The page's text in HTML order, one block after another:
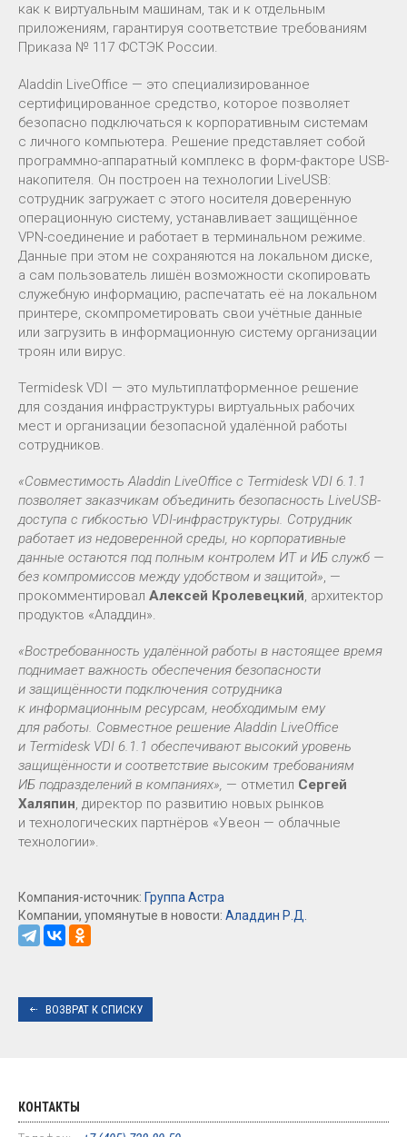
как к виртуальным машинам, так и к отдельным
приложениям, гарантируя соответствие требованиям
Приказа № 117 ФСТЭК России.
Aladdin LiveOffice — это специализированное
сертифицированное средство, которое позволяет
безопасно подключаться к корпоративным системам
с личного компьютера. Решение представляет собой
программно-аппаратный комплекс в форм-факторе USB-
накопителя. Он построен на технологии LiveUSB:
сотрудник загружает с этого носителя доверенную
операционную систему, устанавливает защищённое
VPN-соединение и работает в терминальном режиме.
Данные при этом не сохраняются на локальном диске,
а сам пользователь лишён возможности скопировать
служебную информацию, распечатать её на локальном
принтере, скомпрометировать свои учётные данные
или загрузить в информационную систему организации
троян или вирус.
Termidesk VDI — это мультиплатформенное решение
для создания инфраструктуры виртуальных рабочих
мест и организации безопасной удалённой работы
сотрудников.
«Совместимость Aladdin LiveOffice с Termidesk VDI 6.1.1
позволяет заказчикам объединить безопасность LiveUSB-
доступа с гибкостью VDI-инфраструктуры. Сотрудник
работает из недоверенной среды, но корпоративные
данные остаются под полным контролем ИТ и ИБ служб —
без компромиссов между удобством и защитой», —
прокомментировал Алексей Кролевецкий, архитектор
продуктов «Аладдин».
«Востребованность удалённой работы в настоящее время
поднимает важность обеспечения безопасности
и защищённости подключения сотрудника
к информационным ресурсам, необходимым ему
для работы. Совместное решение Aladdin LiveOffice
и Termidesk VDI 6.1.1 обеспечивают высокий уровень
защищённости и соответствие высоким требованиям
ИБ подразделений в компаниях», — отметил Сергей
Халяпин, директор по развитию новых рынков
и технологических партнёров «Увеон — облачные
технологии».
Компания-источник: Группа Астра
Компании, упомянутые в новости: Аладдин Р.Д.
ВОЗВРАТ К СПИСКУ
КОНТАКТЫ